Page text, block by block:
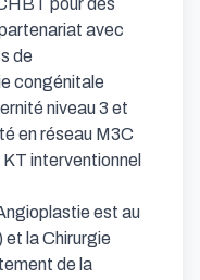
pour des
avec
de
congénitale
niveau 3 et
en réseau M3C
interventionnel
est au
la Chirurgie
de la